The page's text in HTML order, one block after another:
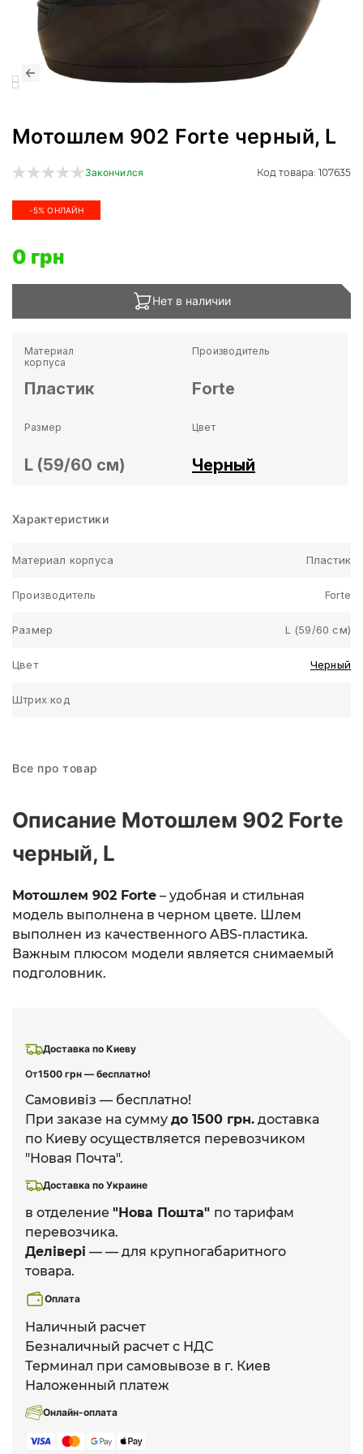
Мотошлем 902 Forte черный, L
Закончился Код товара: 107635
-5% ОНЛАЙН
0 грн
Нет в наличии
Материал
корпуса
Пластик
Производитель
Forte
Размер
L (59/60 см)
Цвет
Черный
Характеристики
Материал корпуса Пластик
Производитель Forte
Размер L (59/60 см)
Цвет Черный
Штрих код
Доставка по Киеву
От1500 грн — бесплатно!
Самовивіз — бесплатно!
При заказе на сумму до 1500 грн. доставка
по Киеву осуществляется перевозчиком
"Новая Почта".
Доставка по Украине
в отделение "Нова Пошта" по тарифам
перевозчика.
Делівері — — для крупногабаритного
товара.
Оплата
Наличный расчет
Безналичный расчет с НДС
Терминал при самовывозе в г. Киев
Наложенный платеж
Онлайн-оплата
Все про товар
Описание Мотошлем 902 Forte
черный, L
Мотошлем 902 Forte – удобная и стильная
модель выполнена в черном цвете. Шлем
выполнен из качественного ABS-пластика.
Важным плюсом модели является снимаемый
подголовник.